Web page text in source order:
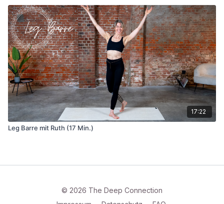
17:22
Leg Barre mit Ruth (17 Min.)
© 2026 The Deep Connection